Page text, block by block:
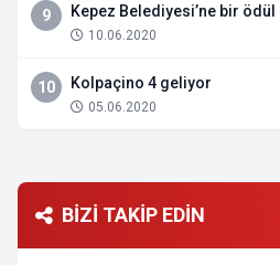
9 Kepez Belediyesi’ne bir ödül
10.06.2020
10 Kolpaçino 4 geliyor
05.06.2020
BİZİ TAKİP EDİN